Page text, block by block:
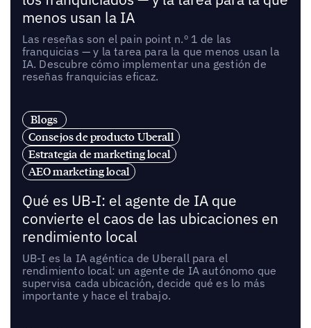
menos usan la IA
Las reseñas son el pain point n.º 1 de las
franquicias — y la tarea para la que menos usan la
IA. Descubre cómo implementar una gestión de
reseñas franquicias eficaz.
Blogs
Consejos de producto Uberall
Estrategia de marketing local
AEO marketing local
Qué es UB-I: el agente de IA que
convierte el caos de las ubicaciones en
rendimiento local
UB-I es la IA agéntica de Uberall para el
rendimiento local: un agente de IA autónomo que
supervisa cada ubicación, decide qué es lo más
importante y hace el trabajo.